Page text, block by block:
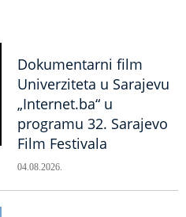
Dokumentarni film
Univerziteta u Sarajevu
„Internet.ba“ u
programu 32. Sarajevo
Film Festivala
04.08.2026.